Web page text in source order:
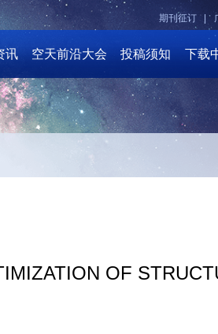
期刊征订 |
讯 空天前沿大会 投稿须知 下载
OF